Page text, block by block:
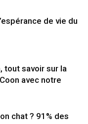
de vie du
tout savoir sur la
avec notre
chat ? 91% des